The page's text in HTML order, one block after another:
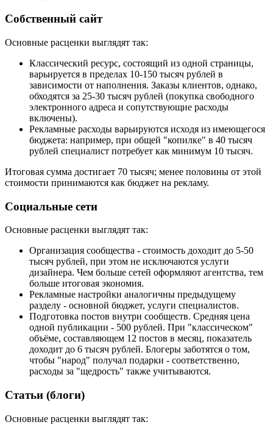
Собственный сайт
Основные расценки выглядят так:
Классический ресурс, состоящий из одной страницы,
варьируется в пределах 10-150 тысяч рублей в
зависимости от наполнения. Заказы клиентов, однако,
обходятся за 25-30 тысяч рублей (покупка свободного
электронного адреса и сопутствующие расходы
включены).
Рекламные расходы варьируются исходя из имеющегося
бюджета: например, при общей "копилке" в 40 тысяч
рублей специалист потребует как минимум 10 тысяч.
Итоговая сумма достигает 70 тысяч; менее половины от этой
стоимости принимаются как бюджет на рекламу.
Социальные сети
Основные расценки выглядят так:
Организация сообщества - стоимость доходит до 5-50
тысяч рублей, при этом не исключаются услуги
дизайнера. Чем больше сетей оформляют агентства, тем
больше итоговая экономия.
Рекламные настройки аналогичны предыдущему
разделу - основной бюджет, услуги специалистов.
Подготовка постов внутри сообществ. Средняя цена
одной публикации - 500 рублей. При "классическом"
объёме, составляющем 12 постов в месяц, показатель
доходит до 6 тысяч рублей. Блогеры заботятся о том,
чтобы "народ" получал подарки - соответственно,
расходы за "щедрость" также учитываются.
Статьи (блоги)
Основные расценки выглядят так: